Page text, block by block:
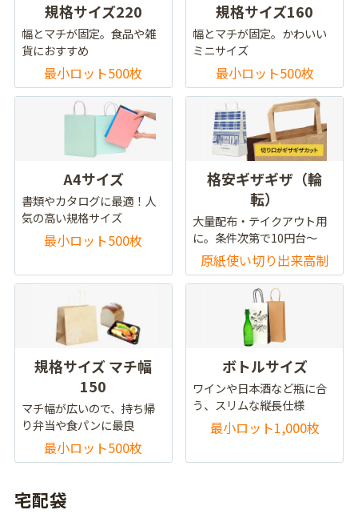
規格サイズ220
幅とマチが固定。食品や雑
貨におすすめ
最小ロット500枚
規格サイズ160
幅とマチが固定。かわいい
ミニサイズ
最小ロット500枚
A4サイズ
書類やカタログに最適！人
気の高い規格サイズ
最小ロット500枚
格安ギザギザ（輪
転）
大量配布・テイクアウト用
に。条件次第で10円台～
原紙使い切り出来高制
規格サイズ マチ幅
150
マチ幅が広いので、持ち帰
り弁当や食パンに最良
最小ロット500枚
ボトルサイズ
ワインや日本酒など瓶に合
う、スリムな縦長仕様
最小ロット1,000枚
宅配袋